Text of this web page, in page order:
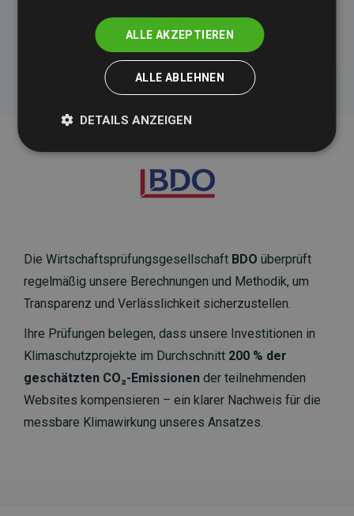
Initiative Websites, die Klimaprojekte unterstützen
Die Wirtschaftsprüfungsgesellschaft BDO überprüft
regelmäßig unsere Berechnungen und Methodik, um
Transparenz und Verlässlichkeit sicherzustellen.
Ihre Prüfungen belegen, dass unsere Investitionen in
Klimaschutzprojekte im Durchschnitt 200 % der
geschätzten CO₂-Emissionen der teilnehmenden
Websites kompensieren – ein klarer Nachweis für die
messbare Klimawirkung unseres Ansatzes.
ALLE AKZEPTIEREN
ALLE ABLEHNEN
DETAILS ANZEIGEN